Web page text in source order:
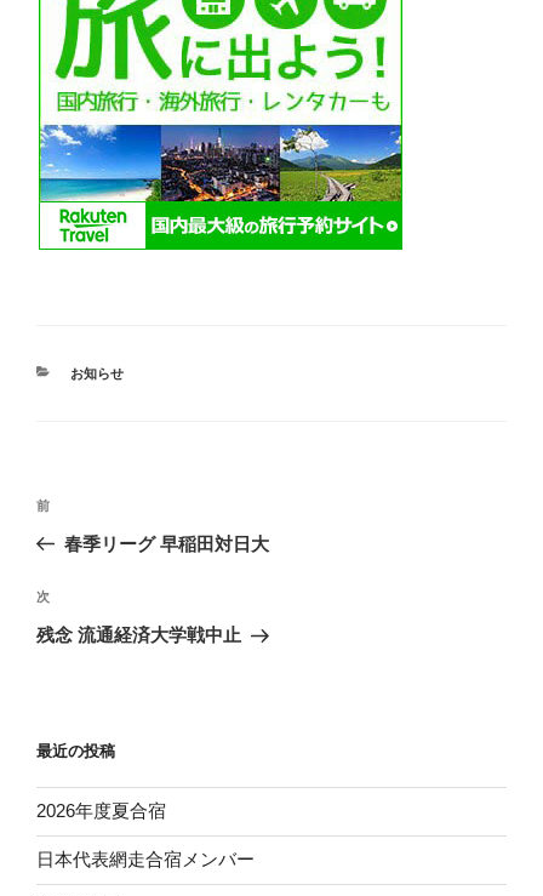
カ
お知らせ
投
ビ
ゲ
ン
前
の
稿
前
春季リーグ 早稲田対日大
次
の
次
残念 流通経済大学戦中止
最近の投稿
2026年度夏合宿
日本代表網走合宿メンバー